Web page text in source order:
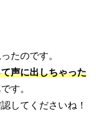
たのです。
声に出しちゃった
す。
してくださいね！